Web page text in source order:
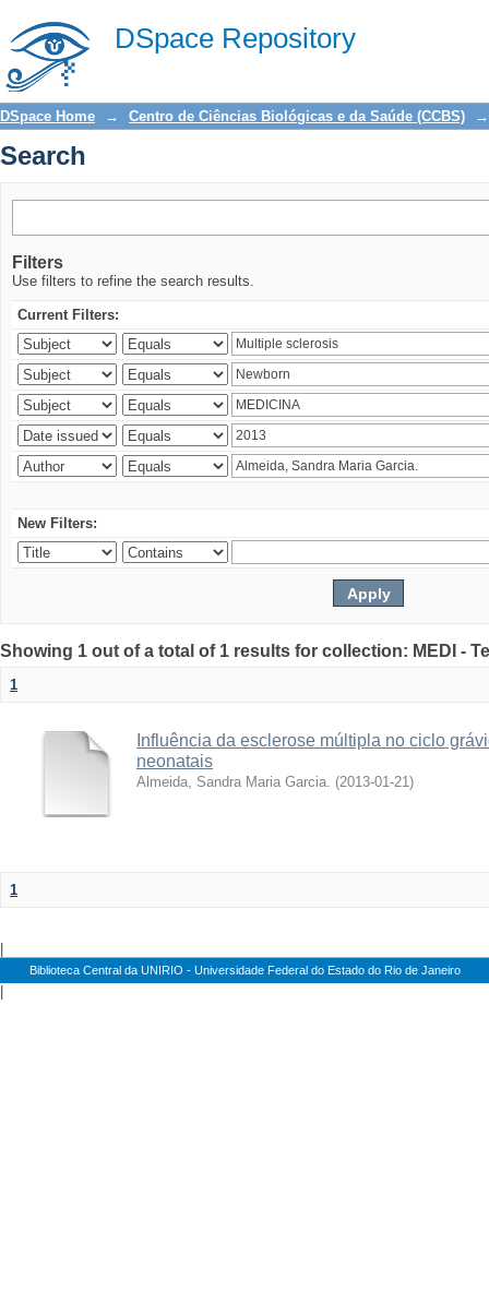
DSpace Repository
Search
DSpace Home → Centro de Ciências Biológicas e da Saúde (CCBS) →
Search
Filters
Use filters to refine the search results.
Current Filters:
New Filters:
Showing 1 out of a total of 1 results for collection: MEDI -
1
Influência da esclerose múltipla no ciclo
neonatais
Almeida, Sandra Maria Garcia. (2013-01-21)
1
Biblioteca Central da UNIRIO - Universidade Federal do Estado do Rio de Janeiro